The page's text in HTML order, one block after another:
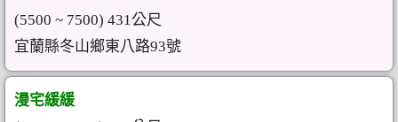
(5500 ~ 7500) 431公尺
宜蘭縣冬山鄉東八路93號
漫宅緩緩